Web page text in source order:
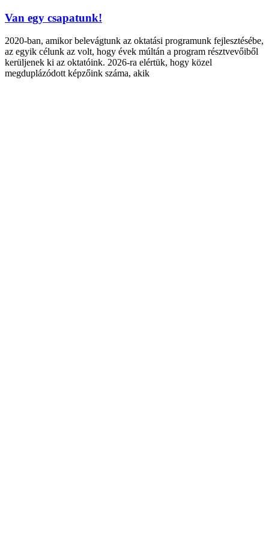
Van egy csapatunk!
2020-ban, amikor belevágtunk az oktatási programunk fejlesztésébe,
az egyik célunk az volt, hogy évek múltán a program résztvevőiből
kerüljenek ki az oktatóink. 2026-ra elértük, hogy közel
megduplázódott képzőink száma, akik